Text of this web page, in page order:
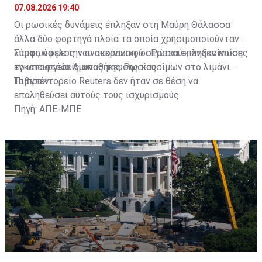
07.08.2026 19:40
Οι ρωσικές δυνάμεις έπληξαν στη Μαύρη Θάλασσα
άλλα δύο φορτηγά πλοία τα οποία χρησιμοποιούνταν
«προς όφελος του ουκρανικού στρατού», ανακοίνωσε
το υπουργείο Άμυνας της Ρωσίας.
Σύμφωνα με την ανακοίνωση, οι Ρώσοι έπληξαν επίσης
εγκαταστάσεις αποθήκευσης καυσίμων στο λιμάνι
Πιβντένι.
Το πρακτορείο Reuters δεν ήταν σε θέση να
επαληθεύσει αυτούς τους ισχυρισμούς.
Πηγή: ΑΠΕ-ΜΠΕ